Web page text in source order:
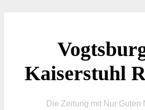
Kaiserstuhl
Die Zeitung mit Nur Guten